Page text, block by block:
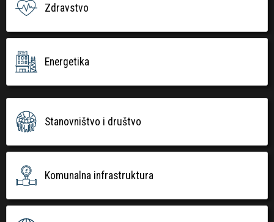
Zdravstvo
Energetika
Stanovništvo i društvo
Komunalna infrastruktura